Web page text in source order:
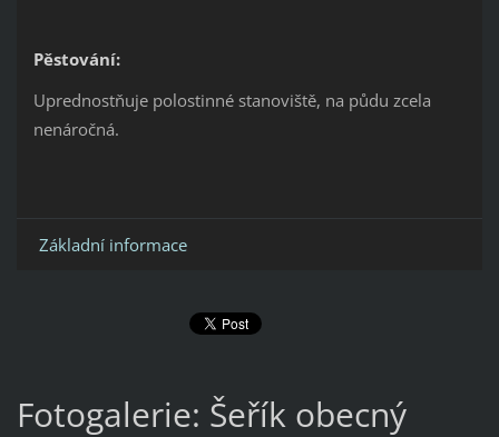
Pěstování:
Uprednostňuje polostinné stanoviště, na půdu zcela
nenáročná.
Základní informace
Fotogalerie: Šeřík obecný